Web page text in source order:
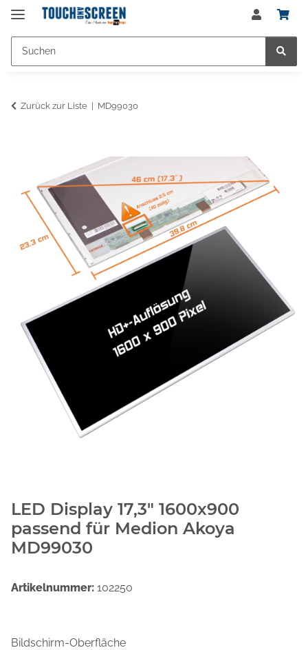
Zurück zur Liste MD99030
LED Display 17,3" 1600x900
passend für Medion Akoya
MD99030
Artikelnummer: 102250
Bildschirm-Oberfläche